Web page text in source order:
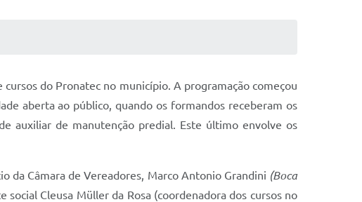
do Pronatec no município. A programação começou
aberta ao público, quando os formandos receberam os
auxiliar de manutenção predial. Este último envolve os
Câmara de Vereadores, Marco Antonio Grandini (Boca
Cleusa Müller da Rosa (coordenadora dos cursos no